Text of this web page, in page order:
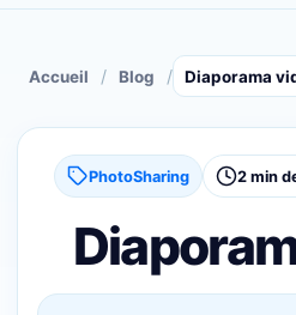
Accueil / Blog / Diaporama
PhotoSharing 2 min